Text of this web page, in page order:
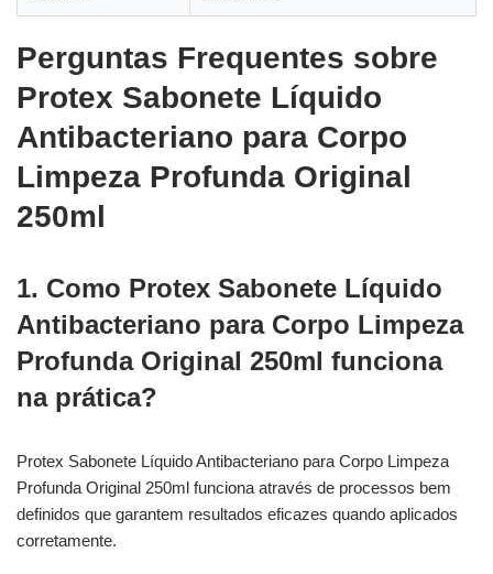
Perguntas Frequentes sobre
Protex Sabonete Líquido
Antibacteriano para Corpo
Limpeza Profunda Original
250ml
1. Como Protex Sabonete Líquido
Antibacteriano para Corpo Limpeza
Profunda Original 250ml funciona
na prática?
Protex Sabonete Líquido Antibacteriano para Corpo Limpeza
Profunda Original 250ml funciona através de processos bem
definidos que garantem resultados eficazes quando aplicados
corretamente.